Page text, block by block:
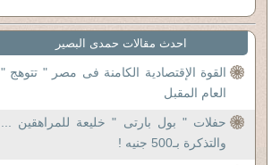
احدث مقالات حمدى البصير
القوة الإقتصادية الكامنة فى مصر " تتوهج "
العام المقبل
حفلات " بول بارتى " خليعة للمراهقين ...
والتذكرة بـ500 جنيه !